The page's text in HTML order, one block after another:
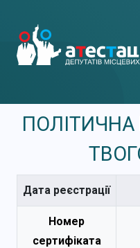
ПОЛІТИЧНА
Дата реєстрації
Номер
сертифіката